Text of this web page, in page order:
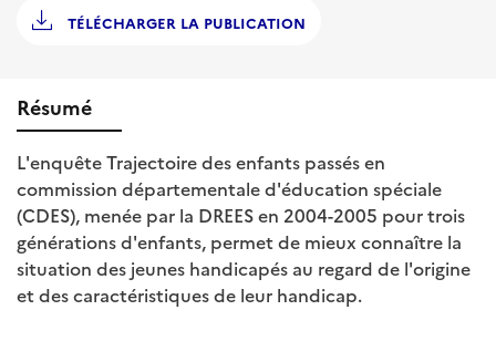
TÉLÉCHARGER LA PUBLICATION
Résumé
L'enquête Trajectoire des enfants passés en
commission départementale d'éducation spéciale
(CDES), menée par la DREES en 2004-2005 pour trois
générations d'enfants, permet de mieux connaître la
situation des jeunes handicapés au regard de l'origine
et des caractéristiques de leur handicap.